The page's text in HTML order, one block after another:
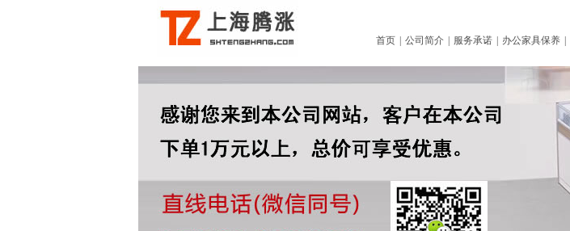
首页 公司简介 服务承诺 办公家具保养